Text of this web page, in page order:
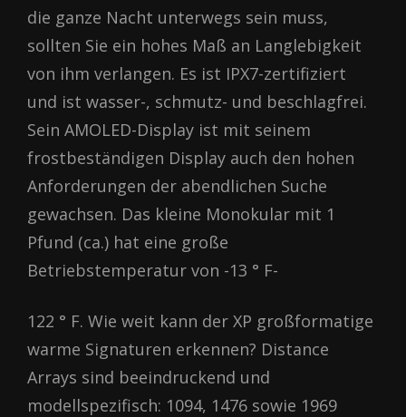
die ganze Nacht unterwegs sein muss,
sollten Sie ein hohes Maß an Langlebigkeit
von ihm verlangen. Es ist IPX7-zertifiziert
und ist wasser-, schmutz- und beschlagfrei.
Sein AMOLED-Display ist mit seinem
frostbeständigen Display auch den hohen
Anforderungen der abendlichen Suche
gewachsen. Das kleine Monokular mit 1
Pfund (ca.) hat eine große
Betriebstemperatur von -13 ° F-
122 ° F. Wie weit kann der XP großformatige
warme Signaturen erkennen? Distance
Arrays sind beeindruckend und
modellspezifisch: 1094, 1476 sowie 1969